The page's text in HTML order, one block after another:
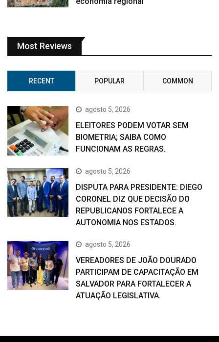
Most Reviews
RECENT POPULAR COMMON
agosto 5, 2026
ELEITORES PODEM VOTAR SEM
BIOMETRIA; SAIBA COMO
FUNCIONAM AS REGRAS.
agosto 5, 2026
DISPUTA PARA PRESIDENTE: DIEGO
CORONEL DIZ QUE DECISÃO DO
REPUBLICANOS FORTALECE A
AUTONOMIA NOS ESTADOS.
agosto 5, 2026
VEREADORES DE JOÃO DOURADO
PARTICIPAM DE CAPACITAÇÃO EM
SALVADOR PARA FORTALECER A
ATUAÇÃO LEGISLATIVA.